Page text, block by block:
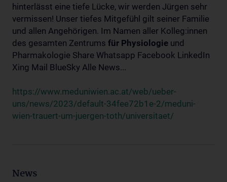
hinterlässt eine tiefe Lücke, wir werden Jürgen sehr
vermissen! Unser tiefes Mitgefühl gilt seiner Familie
und allen Angehörigen. Im Namen aller Kolleg:innen
des gesamten Zentrums für Physiologie und
Pharmakologie Share Whatsapp Facebook LinkedIn
Xing Mail BlueSky Alle News...
https://www.meduniwien.ac.at/web/ueber-
uns/news/2023/default-34fee72b1e-2/meduni-
wien-trauert-um-juergen-toth/universitaet/
News